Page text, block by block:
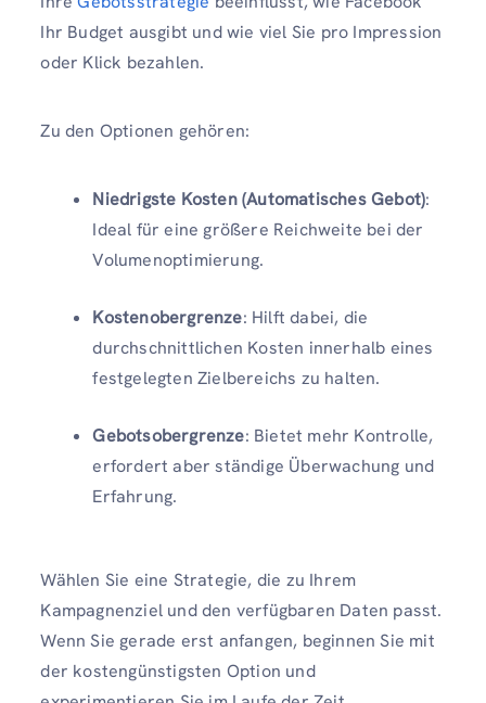
Ihr Budget ausgibt und wie viel Sie pro Impression
oder Klick bezahlen.
Zu den Optionen gehören:
Niedrigste Kosten (Automatisches Gebot):
Ideal für eine größere Reichweite bei der
Volumenoptimierung.
Kostenobergrenze: Hilft dabei, die
durchschnittlichen Kosten innerhalb eines
festgelegten Zielbereichs zu halten.
Gebotsobergrenze: Bietet mehr Kontrolle,
erfordert aber ständige Überwachung und
Erfahrung.
Wählen Sie eine Strategie, die zu Ihrem
Kampagnenziel und den verfügbaren Daten passt.
Wenn Sie gerade erst anfangen, beginnen Sie mit
der kostengünstigsten Option und